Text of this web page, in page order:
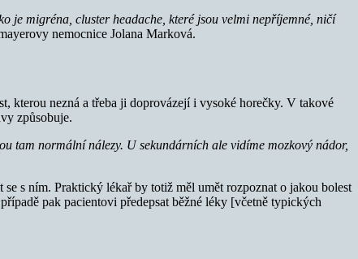
je migréna, cluster headache, které jsou velmi nepříjemné, ničí
nemocnice Jolana Marková.
kterou nezná a třeba ji doprovázejí i vysoké horečky. V takové
způsobuje.
tam normální nálezy. U sekundárních ale vidíme mozkový nádor,
s ním. Praktický lékař by totiž měl umět rozpoznat o jakou bolest
pak pacientovi předepsat běžné léky [včetně typických